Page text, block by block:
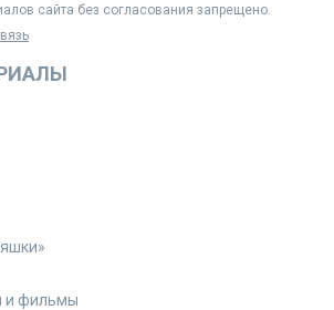
сайта без согласования запрещено.
и фильмы